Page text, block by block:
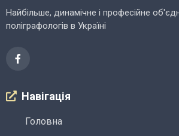
Найбільше, динамічне і професійне
поліграфологів в Україні
Навігація
Головна